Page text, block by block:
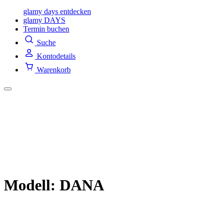
glamy days entdecken
glamy DAYS
Termin buchen
Suche
Kontodetails
Warenkorb
Modell: DANA